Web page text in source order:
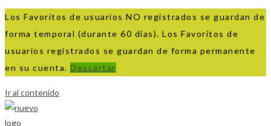
Los Favoritos de usuarios NO registrados se guardan de
forma temporal (durante 60 días). Los Favoritos de
usuarios registrados se guardan de forma permanente
en su cuenta. Descartar
Ir al contenido